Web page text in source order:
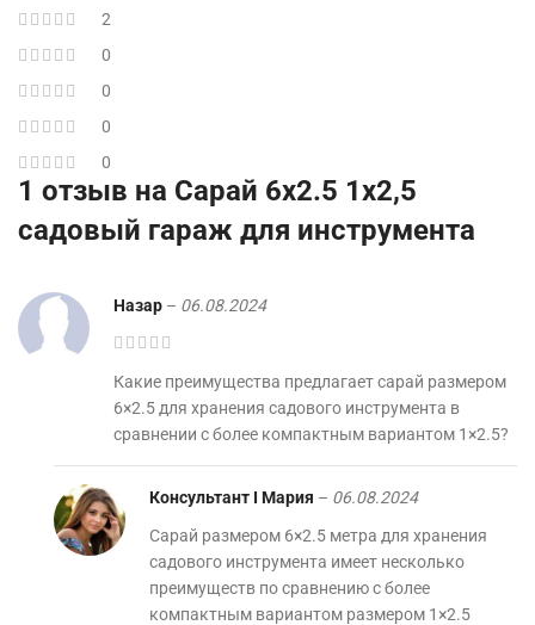
2
0
0
0
0
1 отзыв на Сарай 6х2.5 1х2,5
садовый гараж для инструмента
Назар – 06.08.2024
Какие преимущества предлагает сарай размером
6×2.5 для хранения садового инструмента в
сравнении с более компактным вариантом 1×2.5?
Консультант I Мария – 06.08.2024
Сарай размером 6×2.5 метра для хранения
садового инструмента имеет несколько
преимуществ по сравнению с более
компактным вариантом размером 1×2.5